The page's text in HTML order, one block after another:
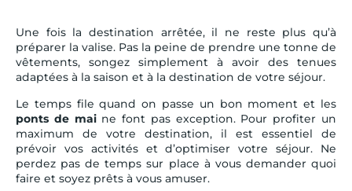
Une fois la destination arrêtée, il ne reste plus qu’à
préparer la valise. Pas la peine de prendre une tonne de
vêtements, songez simplement à avoir des tenues
adaptées à la saison et à la destination de votre séjour.
Le temps file quand on passe un bon moment et les
ponts de maine font pas exception. Pour profiter un
maximum de votre destination, il est essentiel de
prévoir vos activités et d’optimiser votre séjour. Ne
perdez pas de temps sur place à vous demander quoi
faire et soyez prêts à vous amuser.